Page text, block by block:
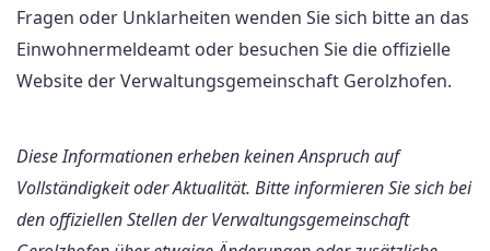
Fragen oder Unklarheiten wenden Sie sich bitte an das
Einwohnermeldeamt oder besuchen Sie die offizielle
Website der Verwaltungsgemeinschaft Gerolzhofen.
Diese Informationen erheben keinen Anspruch auf
Vollständigkeit oder Aktualität. Bitte informieren Sie sich bei
den offiziellen Stellen der Verwaltungsgemeinschaft